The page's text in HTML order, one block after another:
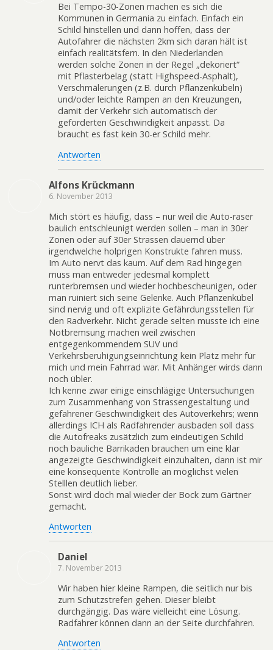
Bei Tempo-30-Zonen machen es sich die
Kommunen in Germania zu einfach. Einfach ein
Schild hinstellen und dann hoffen, dass der
Autofahrer die nächsten 2km sich daran hält ist
einfach realitätsfern. In den Niederlanden
werden solche Zonen in der Regel „dekoriert“
mit Pflasterbelag (statt Highspeed-Asphalt),
Verschmälerungen (z.B. durch Pflanzenkübeln)
und/oder leichte Rampen an den Kreuzungen,
damit der Verkehr sich automatisch der
geforderten Geschwindigkeit anpasst. Da
braucht es fast kein 30-er Schild mehr.
Antworten
Alfons Krückmann
6. November 2013
Mich stört es häufig, dass – nur weil die Auto-raser
baulich entschleunigt werden sollen – man in 30er
Zonen oder auf 30er Strassen dauernd über
irgendwelche holprigen Konstrukte fahren muss.
Im Auto nervt das kaum. Auf dem Rad hingegen
muss man entweder jedesmal komplett
runterbremsen und wieder hochbescheunigen, oder
man ruiniert sich seine Gelenke. Auch Pflanzenkübel
sind nervig und oft explizite Gefährdungsstellen für
den Radverkehr. Nicht gerade selten musste ich eine
Notbremsung machen weil zwischen
entgegenkommendem SUV und
Verkehrsberuhigungseinrichtung kein Platz mehr für
mich und mein Fahrrad war. Mit Anhänger wirds dann
noch übler.
Ich kenne zwar einige einschlägige Untersuchungen
zum Zusammenhang von Strassengestaltung und
gefahrener Geschwindigkeit des Autoverkehrs; wenn
allerdings ICH als Radfahrender ausbaden soll dass
die Autofreaks zusätzlich zum eindeutigen Schild
noch bauliche Barrikaden brauchen um eine klar
angezeigte Geschwindigkeit einzuhalten, dann ist mir
eine konsequente Kontrolle an möglichst vielen
Stelllen deutlich lieber.
Sonst wird doch mal wieder der Bock zum Gärtner
gemacht.
Antworten
Daniel
7. November 2013
Wir haben hier kleine Rampen, die seitlich nur bis
zum Schutzstrefen gehen. Dieser bleibt
durchgängig. Das wäre vielleicht eine Lösung.
Radfahrer können dann an der Seite durchfahren.
Antworten